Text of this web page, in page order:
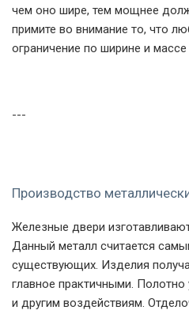
чем оно шире, тем мощнее
примите во внимание то, что
ограничение по ширине и массе
---
Производство
Железные двери
Данный металл считается
существующих. Изделия
главное практичными.
и другим воздействиям.